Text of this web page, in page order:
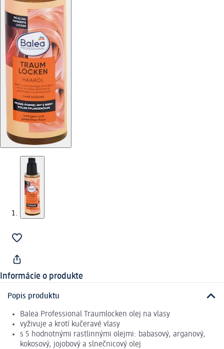
Informácie o produkte
Popis produktu
Balea Professional Traumlocken olej na vlasy
vyživuje a krotí kučeravé vlasy
s 5 hodnotnými rastlinnými olejmi: babasový, arganový,
kokosový, jojobový a slnečnicový olej